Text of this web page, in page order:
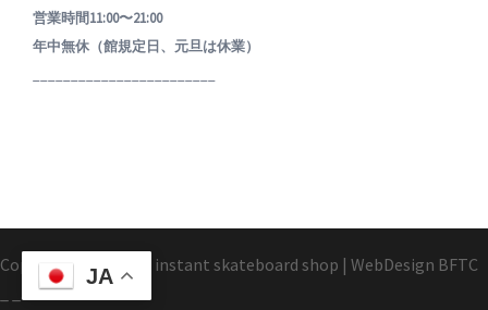
営業時間11:00〜21:00
年中無休（館規定日、元旦は休業）
Copyright1995-2025 instant skateboard shop | WebDesign BFTC
JA